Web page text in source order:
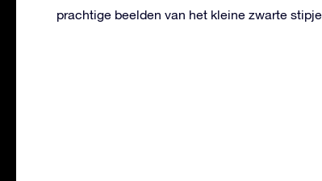
prachtige beelden van het kleine zwarte